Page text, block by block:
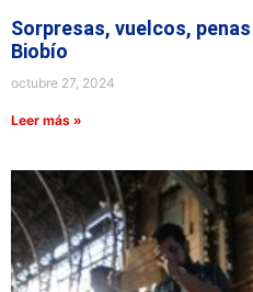
Sorpresas, vuelcos,
Biobío
octubre 27, 2024
Leer más »